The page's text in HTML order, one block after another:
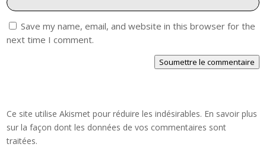
Save my name, email, and website in this browser for the
next time I comment.
Soumettre le commentaire
Ce site utilise Akismet pour réduire les indésirables. En savoir plus
sur la façon dont les données de vos commentaires sont
traitées.